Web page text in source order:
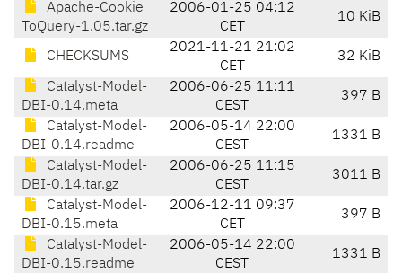
Apache-Cookie
ToQuery-1.05.tar.gz
2006-01-25 04:12
CET
10 KiB
CHECKSUMS
2021-11-21 21:02
CET
32 KiB
Catalyst-Model-
DBI-0.14.meta
2006-06-25 11:11
CEST
397 B
Catalyst-Model-
DBI-0.14.readme
2006-05-14 22:00
CEST
1331 B
Catalyst-Model-
DBI-0.14.tar.gz
2006-06-25 11:15
CEST
3011 B
Catalyst-Model-
DBI-0.15.meta
2006-12-11 09:37
CET
397 B
Catalyst-Model-
DBI-0.15.readme
2006-05-14 22:00
CEST
1331 B